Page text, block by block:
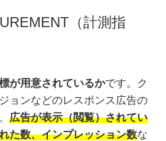
（計測指
が用意されているかです。ク
ョンなどのレスポンス広告の
広告が表示（閲覧）されてい
た数、インプレッション数な